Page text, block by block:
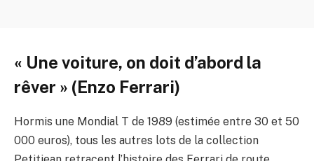
« Une voiture, on doit d’abord la
rêver » (Enzo Ferrari)
Hormis une Mondial T de 1989 (estimée entre 30 et 50
000 euros), tous les autres lots de la collection